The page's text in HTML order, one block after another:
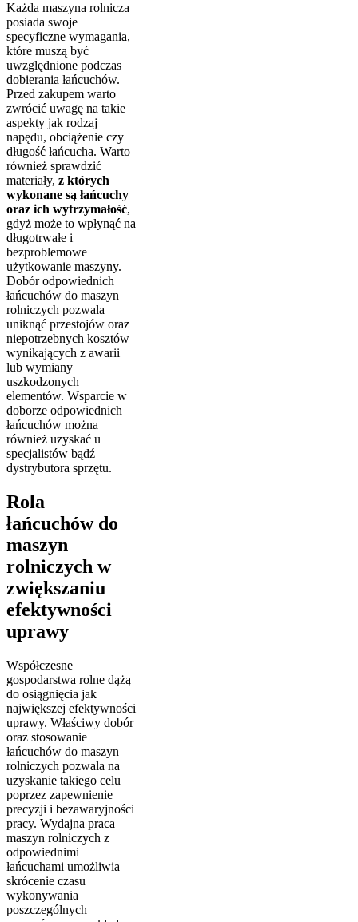
Każda maszyna rolnicza
posiada swoje
specyficzne wymagania,
które muszą być
uwzględnione podczas
dobierania łańcuchów.
Przed zakupem warto
zwrócić uwagę na takie
aspekty jak rodzaj
napędu, obciążenie czy
długość łańcucha. Warto
również sprawdzić
materiały, z których
wykonane są łańcuchy
oraz ich wytrzymałość,
gdyż może to wpłynąć na
długotrwałe i
bezproblemowe
użytkowanie maszyny.
Dobór odpowiednich
łańcuchów do maszyn
rolniczych pozwala
uniknąć przestojów oraz
niepotrzebnych kosztów
wynikających z awarii
lub wymiany
uszkodzonych
elementów. Wsparcie w
doborze odpowiednich
łańcuchów można
również uzyskać u
specjalistów bądź
dystrybutora sprzętu.
Rola
łańcuchów do
maszyn
rolniczych w
zwiększaniu
efektywności
uprawy
Współczesne
gospodarstwa rolne dążą
do osiągnięcia jak
największej efektywności
uprawy. Właściwy dobór
oraz stosowanie
łańcuchów do maszyn
rolniczych pozwala na
uzyskanie takiego celu
poprzez zapewnienie
precyzji i bezawaryjności
pracy. Wydajna praca
maszyn rolniczych z
odpowiednimi
łańcuchami umożliwia
skrócenie czasu
wykonywania
poszczególnych